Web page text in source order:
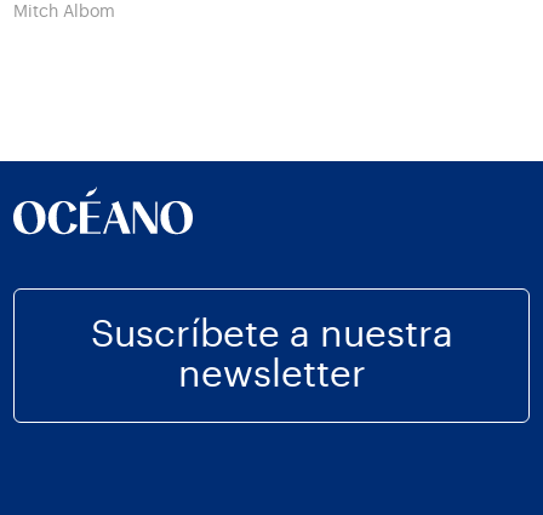
Mitch Albom
Suscríbete a nuestra
newsletter